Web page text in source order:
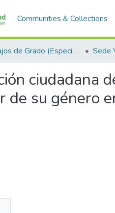
Communities & Collections
Trabajos de Grado (Especializaciones y Pregrados) Sede
ciudadana
de su género